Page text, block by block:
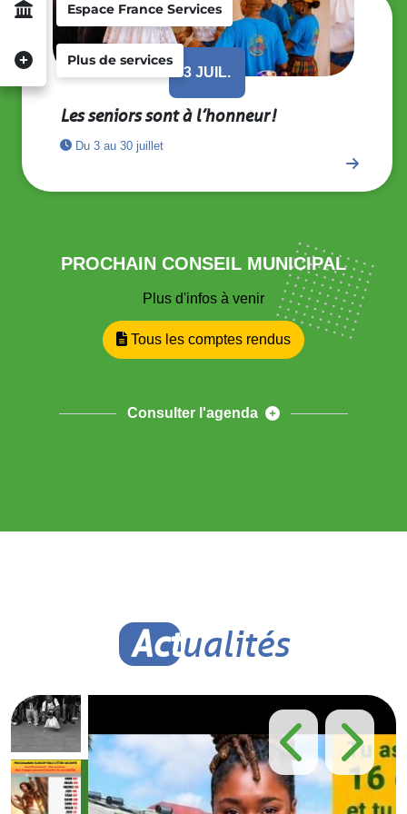
Espace France Services
Plus de services
3 JUIL.
Les seniors sont à l’honneur !
Du 3 au 30 juillet
PROCHAIN CONSEIL MUNICIPAL
Plus d'infos à venir
Tous les comptes rendus
Consulter l'agenda
Actualités